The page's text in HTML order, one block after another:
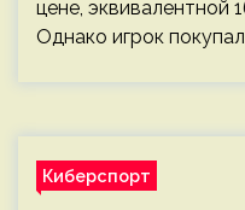
цене,
Однако игрок
Киберспорт